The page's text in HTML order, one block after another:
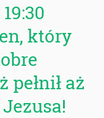
który
pełnił aż